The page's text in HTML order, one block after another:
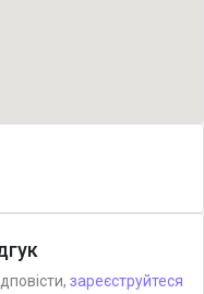
зареєструйтеся